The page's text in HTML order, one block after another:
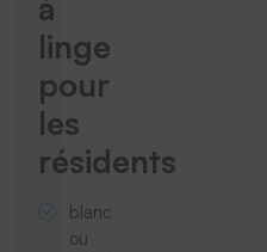
à
linge
pour
les
résidents
blanc
ou